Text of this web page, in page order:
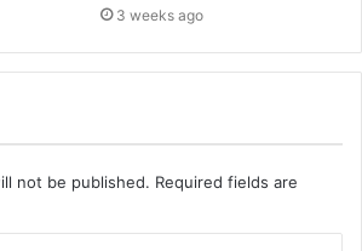
3 weeks ago
not be published. Required fields are